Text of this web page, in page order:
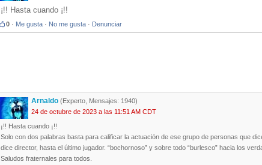
¡!! Hasta cuando ¡!!
0 · Me gusta · No me gusta · Denunciar
Arnaldo (Experto, Mensajes: 1940)
24 de octubre de 2023 a las 11:51 AM CDT
¡!! Hasta cuando ¡!!
Solo con dos palabras basta para calificar la actuación de ese grupo de personas que
dice director, hasta el último jugador. “bochornoso” y sobre todo “burlesco” hacia los
Saludos fraternales para todos.